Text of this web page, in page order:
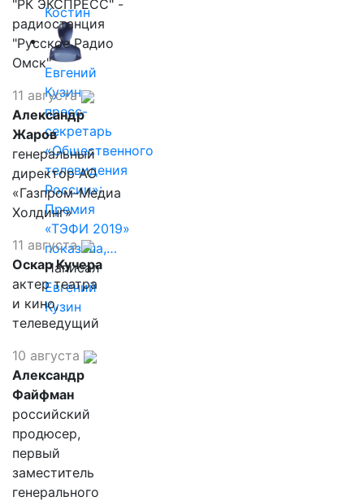
Костин
Евгений
Кузин,
пресс-
секретарь
«Общественного
телевидения
России»:
Премия
«ТЭФИ 2019»
показала,…
Написал
Евгений
Кузин
"РК ЭКСПРЕСС" -
радиостанция
"Русское Радио
Омск"
11 августа
Александр
Жаров
генеральный
директор АО
«Газпром-Медиа
Холдинг»
11 августа
Оскар Кучера
актер театра
и кино,
телеведущий
10 августа
Александр
Файфман
российский
продюсер,
первый
заместитель
генерального